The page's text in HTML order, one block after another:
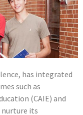
has integrated
such as
(CAIE) and
nurture its